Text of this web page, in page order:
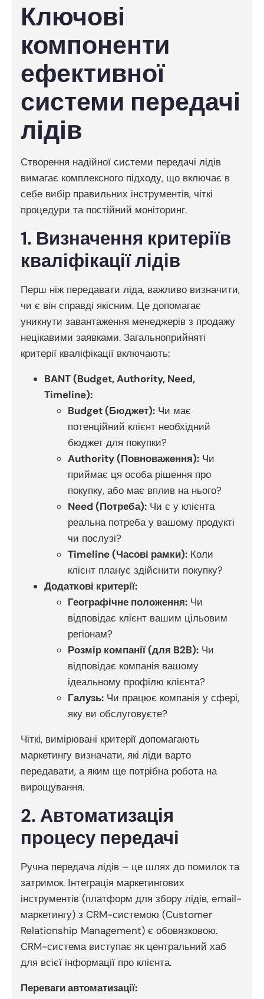
Ключові
компоненти
ефективної
системи передачі
лідів
Створення надійної системи передачі лідів
вимагає комплексного підходу, що включає в
себе вибір правильних інструментів, чіткі
процедури та постійний моніторинг.
1. Визначення критеріїв
кваліфікації лідів
Перш ніж передавати ліда, важливо визначити,
чи є він справді якісним. Це допомагає
уникнути завантаження менеджерів з продажу
нецікавими заявками. Загальноприйняті
критерії кваліфікації включають:
BANT (Budget, Authority, Need,
Timeline):
Budget (Бюджет): Чи має
потенційний клієнт необхідний
бюджет для покупки?
Authority (Повноваження): Чи
приймає ця особа рішення про
покупку, або має вплив на нього?
Need (Потреба): Чи є у клієнта
реальна потреба у вашому продукті
чи послузі?
Timeline (Часові рамки): Коли
клієнт планує здійснити покупку?
Додаткові критерії:
Географічне положення: Чи
відповідає клієнт вашим цільовим
регіонам?
Розмір компанії (для B2B): Чи
відповідає компанія вашому
ідеальному профілю клієнта?
Галузь: Чи працює компанія у сфері,
яку ви обслуговуєте?
Чіткі, вимірювані критерії допомагають
маркетингу визначати, які ліди варто
передавати, а яким ще потрібна робота на
вирощування.
2. Автоматизація
процесу передачі
Ручна передача лідів – це шлях до помилок та
затримок. Інтеграція маркетингових
інструментів (платформ для збору лідів, email-
маркетингу) з CRM-системою (Customer
Relationship Management) є обовязковою.
CRM-система виступає як центральний хаб
для всієї інформації про клієнта.
Переваги автоматизації: